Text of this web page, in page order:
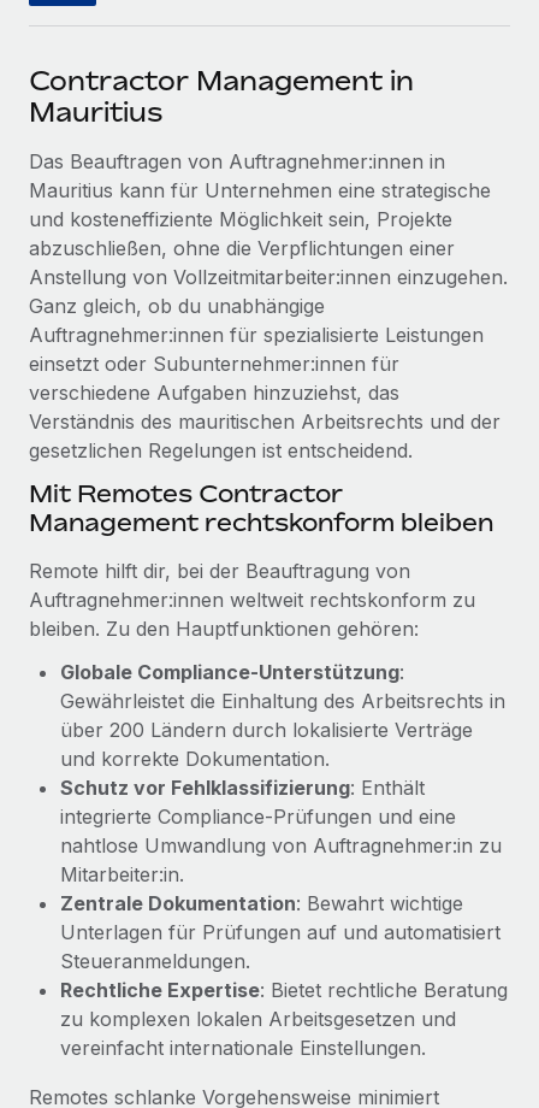
Integrationen
Tools
DIENSTLEISTUNGEN
Frag unsere Expert:innen
Hilfe von Expert:innen für globale HR & Compliance
Background-Checks
Einfacheres Bewerber:innen-Screening
Compliance Watchtower
Lückenlose Compliance
Geräteverwaltung
Globale Bereitstellung und Verfolgung von IT-
Geräten
Gründung von Niederlassungen
Schnelle, rechtssichere Gründung von
Niederlassungen
Mobilität und Relocation
Mühelose Relocation von Mitarbeiter:innen
Benefits
Mühelose Verwaltung von Benefits
Flexible Einbettung von Global-HR-Funktionen in deine
Partner werden
Remote Build
Demnächst verfügbar
Beratung zu Integrationen und KI-Automatisierung
FALLSTUDIEN
So hat der KI-Vorreiter Weaviate sein Team mit
Remote um 120 % vergrößert
Weaviate auf einen Blick Weaviate entwickelt KI-basierte
Mehr erfahren
Strategische Partnerschaft zwischen
Reverse Tech und Remote für Contractor
Management und Payroll
Wellness-Startup Reverse Tech hat das globale...
Mehr erfahren
Webinare
Events
Newsroom
Informationen zu Gehältern und Qualifikationen
Insights Center
Hol dir Unterstützung
Alle Ressourcen anzeigen
BLOG
EOR und PEO
Contractor Management
Den Blog erkunden
Neues zu Remote-Produkten: Integration mit
Gusto und Zero und Contractor Management
Plus
Auch im neuen Jahr wollen wir bei Remote Unternehmen
aller Größen dabei unterstützen, die beste...
Mehr erfahren
Wie Phiture 55 Mitarbeiter:innen in 19 Ländern
mit Remote verwaltet
Contractor Management in
Mauritius
Das Beauftragen von Auftragnehmer:innen in
Mauritius kann für Unternehmen eine strategische
und kosteneffiziente Möglichkeit sein, Projekte
abzuschließen, ohne die Verpflichtungen einer
Anstellung von Vollzeitmitarbeiter:innen einzugehen.
Ganz gleich, ob du unabhängige
Auftragnehmer:innen für spezialisierte Leistungen
einsetzt oder Subunternehmer:innen für
verschiedene Aufgaben hinzuziehst, das
Verständnis des mauritischen Arbeitsrechts und der
gesetzlichen Regelungen ist entscheidend.
Mit Remotes Contractor
Management rechtskonform bleiben
Remote hilft dir, bei der Beauftragung von
Auftragnehmer:innen weltweit rechtskonform zu
bleiben. Zu den Hauptfunktionen gehören:
Globale Compliance-Unterstützung:
Gewährleistet die Einhaltung des Arbeitsrechts in
über 200 Ländern durch lokalisierte Verträge
und korrekte Dokumentation.
Schutz vor Fehlklassifizierung: Enthält
integrierte Compliance-Prüfungen und eine
nahtlose Umwandlung von Auftragnehmer:in zu
Mitarbeiter:in.
Zentrale Dokumentation: Bewahrt wichtige
Unterlagen für Prüfungen auf und automatisiert
Steueranmeldungen.
Rechtliche Expertise: Bietet rechtliche Beratung
zu komplexen lokalen Arbeitsgesetzen und
vereinfacht internationale Einstellungen.
Remotes schlanke Vorgehensweise minimiert